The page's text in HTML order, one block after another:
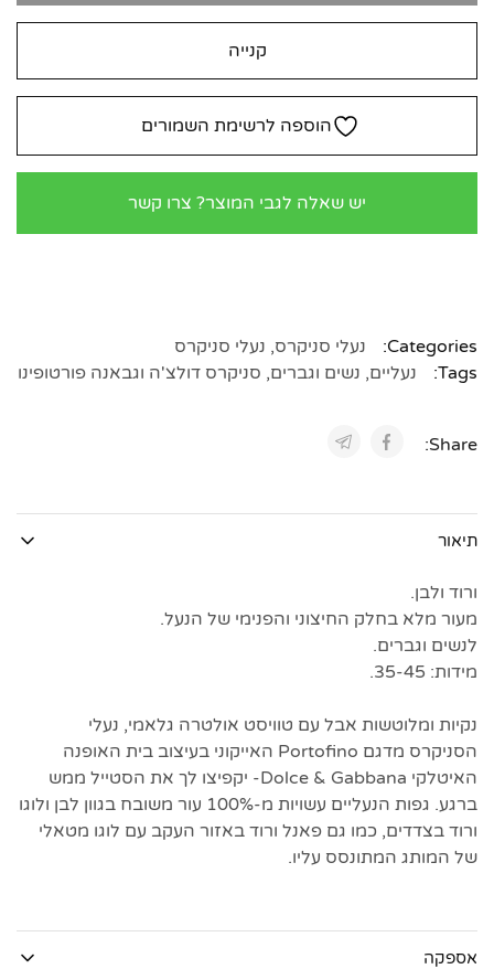
קנייה
הוספה לרשימת השמורים
יש שאלה לגבי המוצר? צרו קשר
Categories: נעלי סניקרס, נעלי סניקרס
Tags:
נעליים, נשים וגברים, סניקרס דולצ'ה וגבאנה פורטופינו
Share:
תיאור
ורוד ולבן.
מעור מלא בחלק החיצוני והפנימי של הנעל.
לנשים וגברים.
מידות: 35-45.
נקיות ומלוטשות אבל עם טוויסט אולטרה גלאמי, נעלי
הסניקרס מדגם Portofino האייקוני בעיצוב בית האופנה
האיטלקי Dolce & Gabbana- יקפיצו לך את הסטייל ממש
ברגע. גפות הנעליים עשויות מ-100% עור משובח בגוון לבן ולוגו
ורוד בצדדים, כמו גם פאנל ורוד באזור העקב עם לוגו מטאלי
של המותג המתונסס עליו.
אספקה